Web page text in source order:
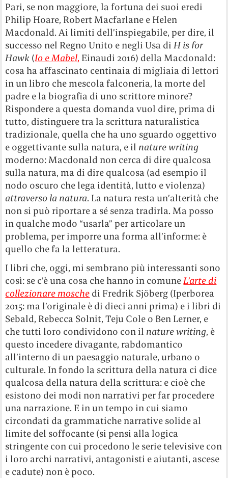
Pari, se non maggiore, la fortuna dei suoi eredi
Philip Hoare, Robert Macfarlane e Helen
Macdonald. Ai limiti dell’inspiegabile, per dire, il
successo nel Regno Unito e negli Usa di H is for
Hawk (Io e Mabel, Einaudi 2016) della Macdonald:
cosa ha affascinato centinaia di migliaia di lettori
in un libro che mescola falconeria, la morte del
padre e la biografia di uno scrittore minore?
Rispondere a questa domanda vuol dire, prima di
tutto, distinguere tra la scrittura naturalistica
tradizionale, quella che ha uno sguardo oggettivo
e oggettivante sulla natura, e il nature writing
moderno: Macdonald non cerca di dire qualcosa
sulla natura, ma di dire qualcosa (ad esempio il
nodo oscuro che lega identità, lutto e violenza)
attraverso la natura. La natura resta un’alterità che
non si può riportare a sé senza tradirla. Ma posso
in qualche modo “usarla” per articolare un
problema, per imporre una forma all’informe: è
quello che fa la letteratura.
I libri che, oggi, mi sembrano più interessanti sono
così: se c’è una cosa che hanno in comune L’arte di
collezionare mosche di Fredrik Sjöberg (Iperborea
2015: ma l’originale è di dieci anni prima) e i libri di
Sebald, Rebecca Solnit, Teju Cole o Ben Lerner, e
che tutti loro condividono con il nature writing, è
questo incedere divagante, rabdomantico
all’interno di un paesaggio naturale, urbano o
culturale. In fondo la scrittura della natura ci dice
qualcosa della natura della scrittura: e cioè che
esistono dei modi non narrativi per far procedere
una narrazione. E in un tempo in cui siamo
circondati da grammatiche narrative solide al
limite del soffocante (si pensi alla logica
stringente con cui procedono le serie televisive con
i loro archi narrativi, antagonisti e aiutanti, ascese
e cadute) non è poco.